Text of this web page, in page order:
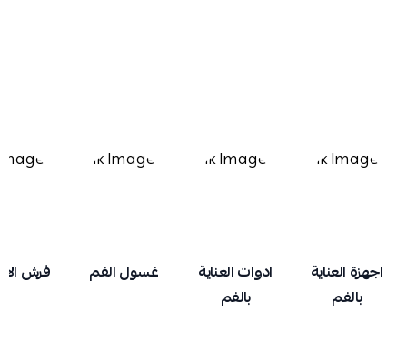
اجهزة العناية
بالفم
ادوات العناية
بالفم
غسول الفم فرش